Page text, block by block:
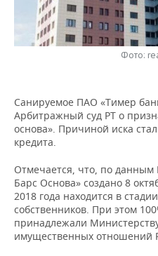
НЕФТЕХИМИЯ
НЕФТЬ
ЭНЕРГЕТИКА
РОЗНИЧНАЯ ТОРГОВЛЯ
НОВОСТИ ТЕХНОЛОГИЙ
ТЕЛЕКОММУНИКАЦИИ
МЕРОПРИЯТИЯ
НОВОСТИ МЕРОПРИЯТИЙ
БИЗНЕС-БРАНЧИ
ОТКРЫТАЯ ЛЕКЦИЯ
ФУТБОЛ
БАСКЕТБОЛ
ВОЛЕЙБОЛ
НОВОСТИ ОБЩЕСТВА
ИНФРАСТРУКТУРА
ИСТОРИЯ
ФОТОГАЛЕРЕЯ
СПРАВОЧНИК
СПИСОК ПЕРСОН
ПОЛНАЯ ВЕРСИЯ
Фото:
Санируемое ПАО «Тимер
Арбитражный суд РТ о
основа». Причиной иска
кредита.
Отмечается, что, по
Барс Основа» создано 8
2018 года находится в
собственников. При этом
принадлежали
имущественных отношений